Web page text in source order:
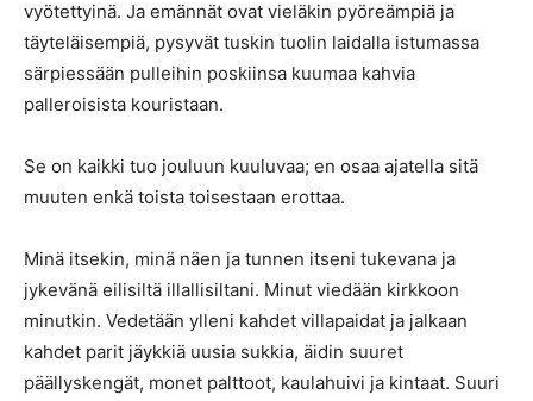
vyötettyinä. Ja emännät ovat vieläkin pyöreämpiä ja
täyteläisempiä, pysyvät tuskin tuolin laidalla istumassa
särpiessään pulleihin poskiinsa kuumaa kahvia
palleroisista kouristaan.
Se on kaikki tuo jouluun kuuluvaa; en osaa ajatella sitä
muuten enkä toista toisestaan erottaa.
Minä itsekin, minä näen ja tunnen itseni tukevana ja
jykevänä eilisiltä illallisiltani. Minut viedään kirkkoon
minutkin. Vedetään ylleni kahdet villapaidat ja jalkaan
kahdet parit jäykkiä uusia sukkia, äidin suuret
päällyskengät, monet palttoot, kaulahuivi ja kintaat. Suuri